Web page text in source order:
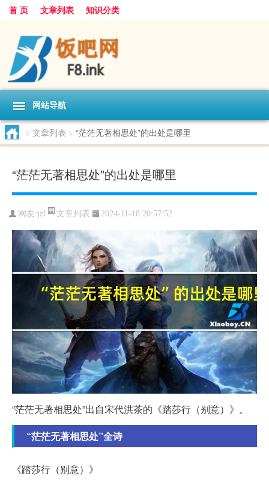
首 页 文章列表 知识分类
网站导航
> 文章列表 > “茫茫无著相思处”的出处是哪里
“茫茫无著相思处”的出处是哪里
网友:jzl 文章列表 2024-11-18 20:57:52
“茫茫无著相思处”出自宋代洪茶的《踏莎行（别意）》。
“茫茫无著相思处”全诗
《踏莎行（别意）》